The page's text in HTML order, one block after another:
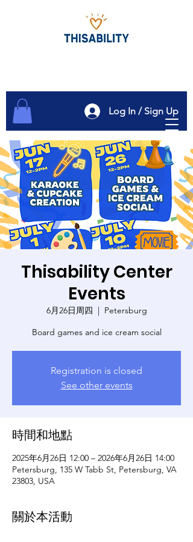
Log In / Sign Up
Thisability Center
Events
6月26日周四
  |
Petersburg
Board games and ice cream social
Registration is closed
See other events
時間和地點
2025年6月26日 12:00 – 2026年6月26日 14:00
Petersburg, 135 W Tabb St, Petersburg, VA
23803, USA
關於本活動